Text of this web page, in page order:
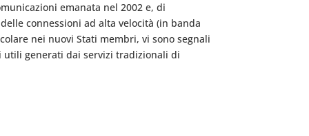
emanata nel 2002 e, di
connessioni ad alta velocità (in banda
nei nuovi Stati membri, vi sono segnali
utili generati dai servizi tradizionali di